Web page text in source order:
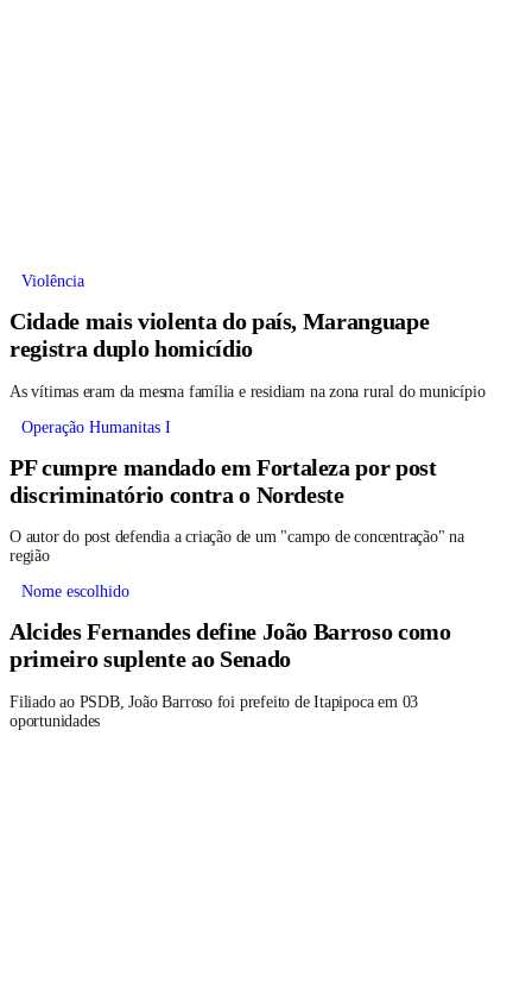
Violência
Cidade mais violenta do país, Maranguape
registra duplo homicídio
As vítimas eram da mesma família e residiam na zona rural do município
Operação Humanitas I
PF cumpre mandado em Fortaleza por post
discriminatório contra o Nordeste
O autor do post defendia a criação de um "campo de concentração" na
região
Nome escolhido
Alcides Fernandes define João Barroso como
primeiro suplente ao Senado
Filiado ao PSDB, João Barroso foi prefeito de Itapipoca em 03
oportunidades